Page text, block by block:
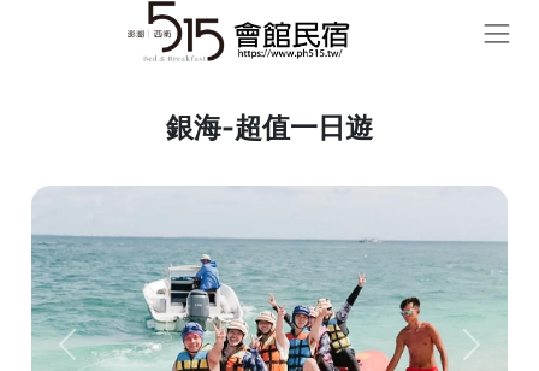
銀海-超值一日遊
Previous Next